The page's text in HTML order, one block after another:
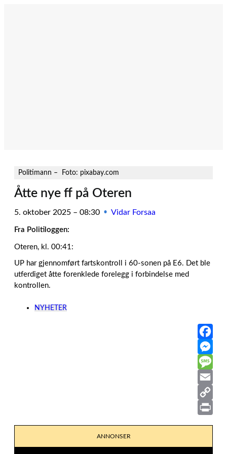
Politimann – Foto: pixabay.com
Åtte nye ff på Oteren
5. oktober 2025 – 08:30 • Vidar Forsaa
Fra Politiloggen:
Oteren, kl. 00:41:
UP har gjennomført fartskontroll i 60-sonen på E6. Det ble
utferdiget åtte forenklede forelegg i forbindelse med
kontrollen.
NYHETER
F
a
c
e
b
M
e
s
s
M
e
s
E
m
C
ANNONSER